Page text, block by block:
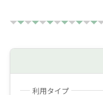
利用タイプ